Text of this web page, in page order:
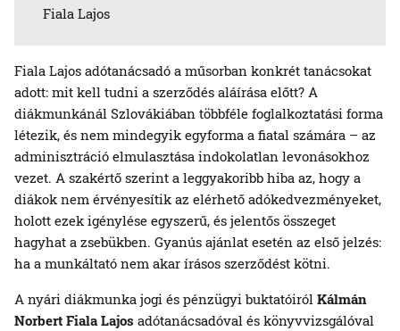
Fiala Lajos
Fiala Lajos adótanácsadó a műsorban konkrét tanácsokat
adott: mit kell tudni a szerződés aláírása előtt? A
diákmunkánál Szlovákiában többféle foglalkoztatási forma
létezik, és nem mindegyik egyforma a fiatal számára – az
adminisztráció elmulasztása indokolatlan levonásokhoz
vezet. A szakértő szerint a leggyakoribb hiba az, hogy a
diákok nem érvényesítik az elérhető adókedvezményeket,
holott ezek igénylése egyszerű, és jelentős összeget
hagyhat a zsebükben. Gyanús ajánlat esetén az első jelzés:
ha a munkáltató nem akar írásos szerződést kötni.
A nyári diákmunka jogi és pénzügyi buktatóiról Kálmán
Norbert Fiala Lajos adótanácsadóval és könyvvizsgálóval